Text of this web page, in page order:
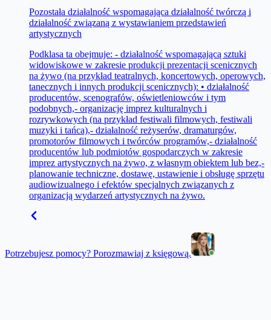
Pozostała działalność wspomagająca działalność twórczą i
działalność związaną z wystawianiem przedstawień
artystycznych
Podklasa ta obejmuje: - działalność wspomagającą sztuki
widowiskowe w zakresie produkcji prezentacji scenicznych
na żywo (na przykład teatralnych, koncertowych, operowych,
tanecznych i innych produkcji scenicznych): • działalność
producentów, scenografów, oświetleniowców i tym
podobnych,- organizację imprez kulturalnych i
rozrywkowych (na przykład festiwali filmowych, festiwali
muzyki i tańca),- działalność reżyserów, dramaturgów,
promotorów filmowych i twórców programów,- działalność
producentów lub podmiotów gospodarczych w zakresie
imprez artystycznych na żywo, z własnym obiektem lub bez,-
planowanie techniczne, dostawę, ustawienie i obsługę sprzętu
audiowizualnego i efektów specjalnych związanych z
organizacją wydarzeń artystycznych na żywo.
Potrzebujesz pomocy? Porozmawiaj z księgową.